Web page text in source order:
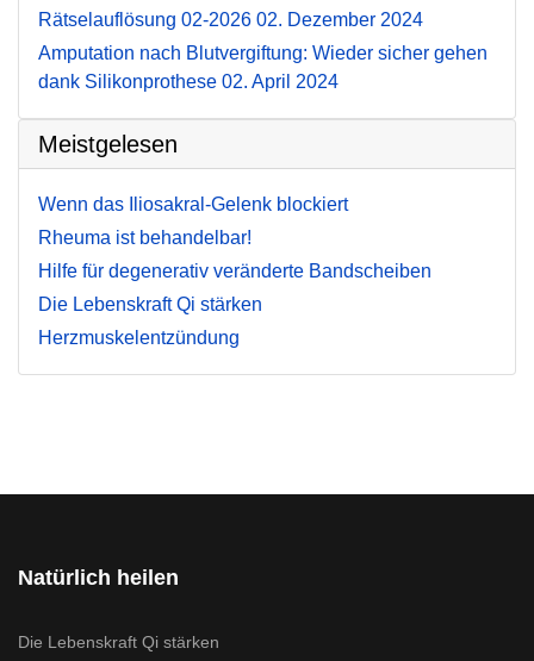
Rätselauflösung 02-2026 02. Dezember 2024
Amputation nach Blutvergiftung: Wieder sicher gehen
dank Silikonprothese 02. April 2024
Meistgelesen
Wenn das Iliosakral-Gelenk blockiert
Rheuma ist behandelbar!
Hilfe für degenerativ veränderte Bandscheiben
Die Lebenskraft Qi stärken
Herzmuskelentzündung
Natürlich heilen
Die Lebenskraft Qi stärken